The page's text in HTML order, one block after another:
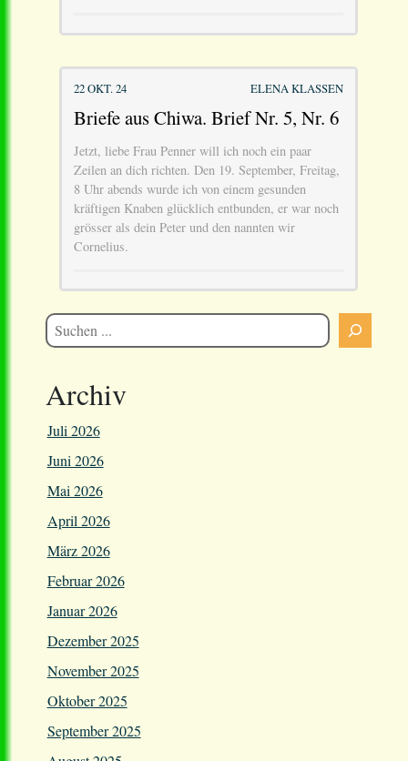
22 OKT. 24 ELENA KLASSEN
Briefe aus Chiwa. Brief Nr. 5, Nr. 6
Jetzt, liebe Frau Penner will ich noch ein paar
Zeilen an dich richten. Den 19. September, Freitag,
8 Uhr abends wurde ich von einem gesunden
kräftigen Knaben glücklich entbunden, er war noch
grösser als dein Peter und den nannten wir
Cornelius.
Archiv
Juli 2026
Juni 2026
Mai 2026
April 2026
März 2026
Februar 2026
Januar 2026
Dezember 2025
November 2025
Oktober 2025
September 2025